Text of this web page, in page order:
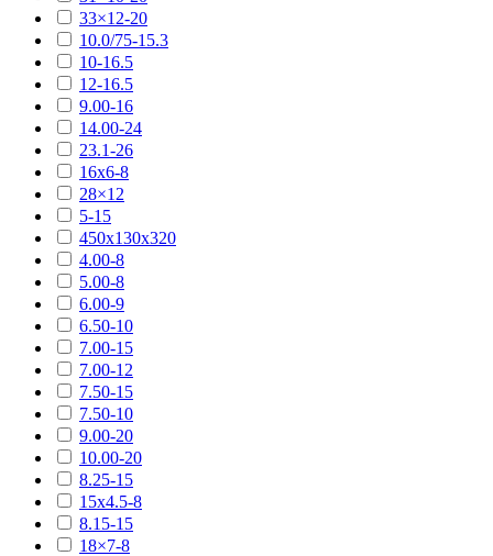
33×12-20
10.0/75-15.3
10-16.5
12-16.5
9.00-16
14.00-24
23.1-26
16х6-8
28×12
5-15
450х130х320
4.00-8
5.00-8
6.00-9
6.50-10
7.00-15
7.00-12
7.50-15
7.50-10
9.00-20
10.00-20
8.25-15
15х4.5-8
8.15-15
18×7-8